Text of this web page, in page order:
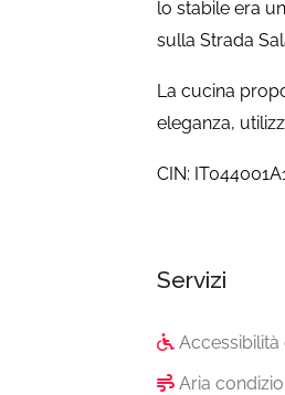
lo stabile era
sulla Strada
La cucina
eleganza,
CIN:
Servizi
Accessibilità
Aria